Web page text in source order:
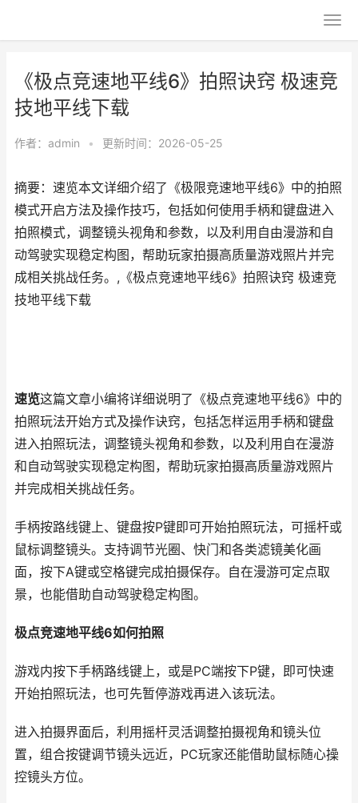
《极点竞速地平线6》拍照诀窍 极速竞
技地平线下载
作者： admin • 更新时间：2026-05-25
摘要：速览本文详细介绍了《极限竞速地平线6》中的拍照
模式开启方法及操作技巧，包括如何使用手柄和键盘进入
拍照模式，调整镜头视角和参数，以及利用自由漫游和自
动驾驶实现稳定构图，帮助玩家拍摄高质量游戏照片并完
成相关挑战任务。,《极点竞速地平线6》拍照诀窍 极速竞
技地平线下载
速览这篇文章小编将详细说明了《极点竞速地平线6》中的
拍照玩法开始方式及操作诀窍，包括怎样运用手柄和键盘
进入拍照玩法，调整镜头视角和参数，以及利用自在漫游
和自动驾驶实现稳定构图，帮助玩家拍摄高质量游戏照片
并完成相关挑战任务。
手柄按路线键上、键盘按P键即可开始拍照玩法，可摇杆或
鼠标调整镜头。支持调节光圈、快门和各类滤镜美化画
面，按下A键或空格键完成拍摄保存。自在漫游可定点取
景，也能借助自动驾驶稳定构图。
极点竞速地平线6如何拍照
游戏内按下手柄路线键上，或是PC端按下P键，即可快速
开始拍照玩法，也可先暂停游戏再进入该玩法。
进入拍摄界面后，利用摇杆灵活调整拍摄视角和镜头位
置，组合按键调节镜头远近，PC玩家还能借助鼠标随心操
控镜头方位。